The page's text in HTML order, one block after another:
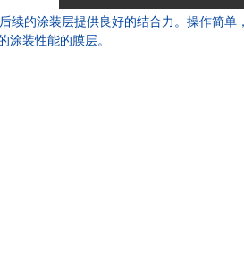
续的涂装层提供良好的结合力。操作简单
装性能的膜层。